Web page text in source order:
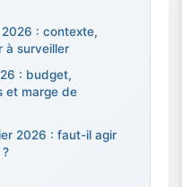
: contexte,
à surveiller
: budget,
et marge de
2026 : faut-il agir